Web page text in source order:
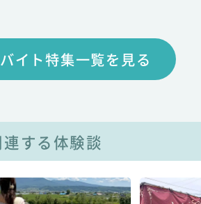
イト特集一覧を見る
連する体験談